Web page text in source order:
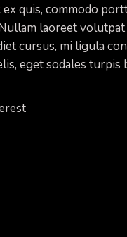
quis, commodo
laoreet
cursus, mi ligula
eget sodales turpis